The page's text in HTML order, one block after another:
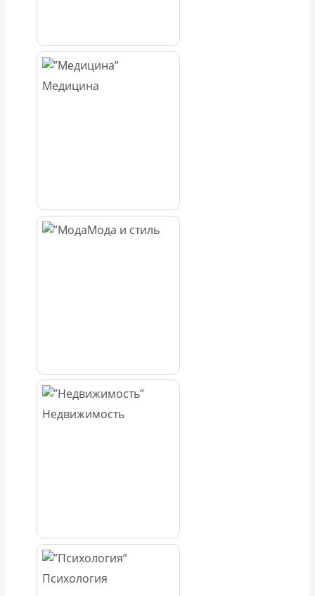
Медицина
Мода и стиль
Недвижимость
Психология